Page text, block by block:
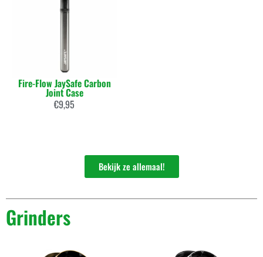
Fire-Flow JaySafe Carbon
Joint Case
€9,95
Bekijk ze allemaal!
Grinders